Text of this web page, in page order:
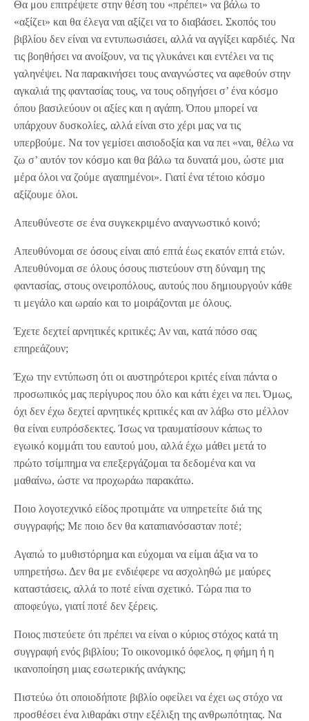
Θα μου επιτρέψετε στην θέση του «πρέπει» να βάλω το
«αξίζει» και θα έλεγα ναι αξίζει να το διαβάσει. Σκοπός του
βιβλίου δεν είναι να εντυπωσιάσει, αλλά να αγγίξει καρδιές. Να
τις βοηθήσει να ανοίξουν, να τις γλυκάνει και εντέλει να τις
γαληνέψει. Να παρακινήσει τους αναγνώστες να αφεθούν στην
αγκαλιά της φαντασίας τους, να τους οδηγήσει σ’ ένα κόσμο
όπου βασιλεύουν οι αξίες και η αγάπη. Όπου μπορεί να
υπάρχουν δυσκολίες, αλλά είναι στο χέρι μας να τις
υπερβούμε. Να τον γεμίσει αισιοδοξία και να πει «ναι, θέλω να
ζω σ’ αυτόν τον κόσμο και θα βάλω τα δυνατά μου, ώστε μια
μέρα όλοι να ζούμε αγαπημένοι». Γιατί ένα τέτοιο κόσμο
αξίζουμε όλοι.
Απευθύνεστε σε ένα συγκεκριμένο αναγνωστικό κοινό;
Απευθύνομαι σε όσους είναι από επτά έως εκατόν επτά ετών.
Απευθύνομαι σε όλους όσους πιστεύουν στη δύναμη της
φαντασίας, στους ονειροπόλους, αυτούς που δημιουργούν κάθε
τι μεγάλο και ωραίο και το μοιράζονται με όλους.
Έχετε δεχτεί αρνητικές κριτικές; Αν ναι, κατά πόσο σας
επηρεάζουν;
Έχω την εντύπωση ότι οι αυστηρότεροι κριτές είναι πάντα ο
προσωπικός μας περίγυρος που όλο και κάτι έχει να πει. Όμως,
όχι δεν έχω δεχτεί αρνητικές κριτικές και αν λάβω στο μέλλον
θα είναι ευπρόσδεκτες. Ίσως να τραυματίσουν κάπως το
εγωικό κομμάτι του εαυτού μου, αλλά έχω μάθει μετά το
πρώτο τσίμπημα να επεξεργάζομαι τα δεδομένα και να
μαθαίνω, ώστε να προχωράω παρακάτω.
Ποιο λογοτεχνικό είδος προτιμάτε να υπηρετείτε διά της
συγγραφής; Με ποιο δεν θα καταπιανόσασταν ποτέ;
Αγαπώ το μυθιστόρημα και εύχομαι να είμαι άξια να το
υπηρετήσω. Δεν θα με ενδιέφερε να ασχοληθώ με μαύρες
καταστάσεις, αλλά το ποτέ είναι σχετικό. Τώρα πια το
αποφεύγω, γιατί ποτέ δεν ξέρεις.
Ποιος πιστεύετε ότι πρέπει να είναι ο κύριος στόχος κατά τη
συγγραφή ενός βιβλίου; Το οικονομικό όφελος, η φήμη ή η
ικανοποίηση μιας εσωτερικής ανάγκης;
Πιστεύω ότι οποιοδήποτε βιβλίο οφείλει να έχει ως στόχο να
προσθέσει ένα λιθαράκι στην εξέλιξη της ανθρωπότητας. Να